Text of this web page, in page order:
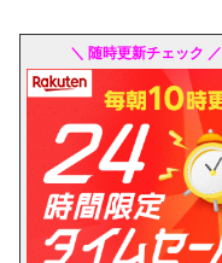
＼ 随時更新チェック ／